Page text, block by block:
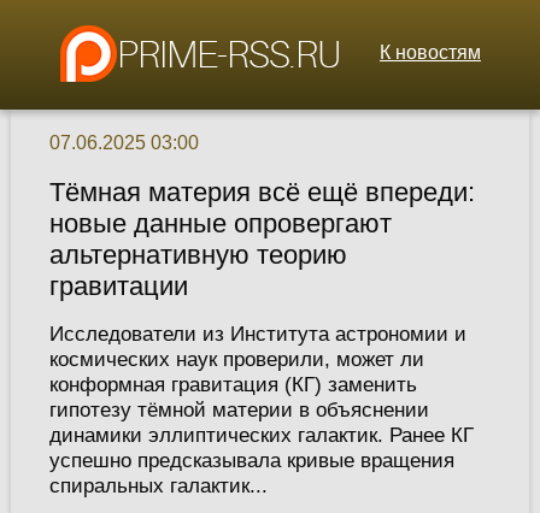
К новостям
07.06.2025 03:00
Тёмная материя всё ещё впереди:
новые данные опровергают
альтернативную теорию
гравитации
Исследователи из Института астрономии и
космических наук проверили, может ли
конформная гравитация (КГ) заменить
гипотезу тёмной материи в объяснении
динамики эллиптических галактик. Ранее КГ
успешно предсказывала кривые вращения
спиральных галактик...